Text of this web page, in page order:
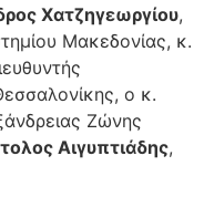
Χατζηγεωργίου,
Μακεδονίας, κ.
ο κ.
Ζώνης
Αιγυπτιάδης,